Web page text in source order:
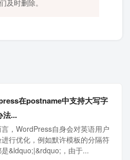
及时删除。
在postname中支持大写字
法...
，WordPress自身会对英语用户
行优化，例如默许模板的分隔符
&ldquo;|&rdquo;，由于...